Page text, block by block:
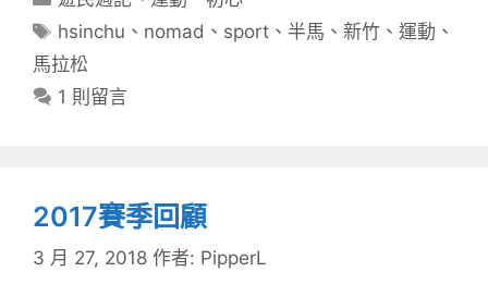
類
標
籤
hsinchu 、 nomad 、 sport 、 半馬 、新竹 、運動 、
馬拉松
1 則留言
2017賽季回顧
3 月 27, 2018 作者: PipperL